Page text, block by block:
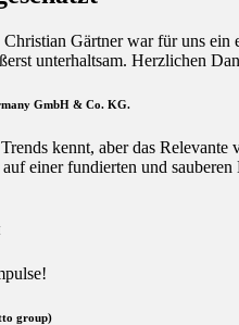
Gärtner war für uns ein
unterhaltsam. Herzlichen
GmbH & Co. KG.
kennt, aber das
einer fundierten und
group)